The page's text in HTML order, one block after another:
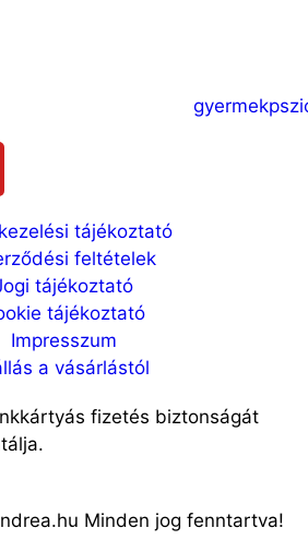
tájékoztató
feltételek
tájékoztató
tájékoztató
Impresszum
a vásárlástól
fizetés biztonságát
Minden jog fenntartva!